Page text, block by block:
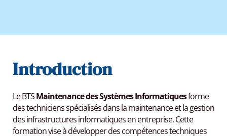
Introduction
Le BTSMaintenance des Systèmes Informatiquesforme
des techniciens spécialisés dans la maintenance et la gestion
des infrastructures informatiques en entreprise. Cette
formation vise à développer des compétences techniques